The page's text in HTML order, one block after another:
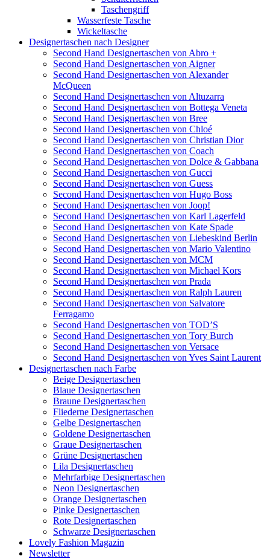
Taschengriff
Wasserfeste Tasche
Wickeltasche
Designertaschen nach Designer
Second Hand Designertaschen von Abro +
Second Hand Designertaschen von Aigner
Second Hand Designertaschen von Alexander
McQueen
Second Hand Designertaschen von Altuzarra
Second Hand Designertaschen von Bottega Veneta
Second Hand Designertaschen von Bree
Second Hand Designertaschen von Chloé
Second Hand Designertaschen von Christian Dior
Second Hand Designertaschen von Coach
Second Hand Designertaschen von Dolce & Gabbana
Second Hand Designertaschen von Gucci
Second Hand Designertaschen von Guess
Second Hand Designertaschen von Hugo Boss
Second Hand Designertaschen von Joop!
Second Hand Designertaschen von Karl Lagerfeld
Second Hand Designertaschen von Kate Spade
Second Hand Designertaschen von Liebeskind Berlin
Second Hand Designertaschen von Mario Valentino
Second Hand Designertaschen von MCM
Second Hand Designertaschen von Michael Kors
Second Hand Designertaschen von Prada
Second Hand Designertaschen von Ralph Lauren
Second Hand Designertaschen von Salvatore
Ferragamo
Second Hand Designertaschen von TOD’S
Second Hand Designertaschen von Tory Burch
Second Hand Designertaschen von Versace
Second Hand Designertaschen von Yves Saint Laurent
Designertaschen nach Farbe
Beige Designertaschen
Blaue Designertaschen
Braune Designertaschen
Fliederne Designertaschen
Gelbe Designertaschen
Goldene Designertaschen
Graue Designertaschen
Grüne Designertaschen
Lila Designertaschen
Mehrfarbige Designertaschen
Neon Designertaschen
Orange Designertaschen
Pinke Designertaschen
Rote Designertaschen
Schwarze Designertaschen
Lovely Fashion Magazin
Newsletter